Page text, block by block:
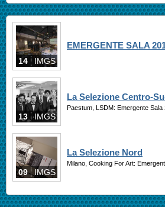
14 IMGS
EMERGENTE SALA
13 IMGS
La Selezione Centro-
Paestum, LSDM: Emergente
09 IMGS
La Selezione Nord
Milano, Cooking For Art: